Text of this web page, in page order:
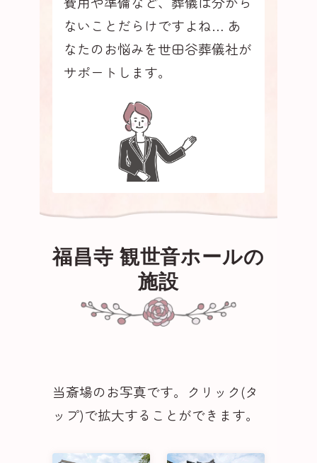
ないことだらけですよね… あ
なたのお悩みを世田谷葬儀社が
サポートします。
福昌寺 観世音ホールの
施設
当斎場のお写真です。クリック(タ
ップ)で拡大することができます。